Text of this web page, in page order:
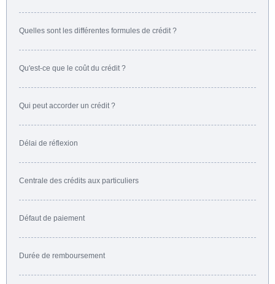
Quelles sont les différentes formules de crédit ?
Qu'est-ce que le coût du crédit ?
Qui peut accorder un crédit ?
Délai de réflexion
Centrale des crédits aux particuliers
Défaut de paiement
Durée de remboursement